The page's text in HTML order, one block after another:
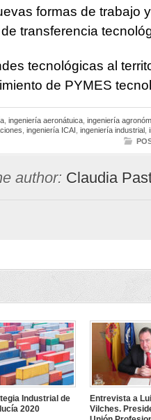
formas de trabajo
transferencia
tecnológicas al
de PYMES
ingeniería aeronátuica ingeniería
ingeniería ICAI ingeniería industrial
author: Claudia
Industrial de
2020
Entrevista a
Vilches.